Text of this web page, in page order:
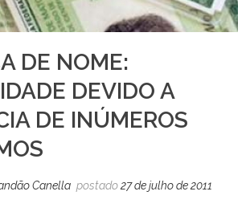
DE NOME:
DEVIDO A
DE INÚMEROS
Canella postado27 de julho de 2011